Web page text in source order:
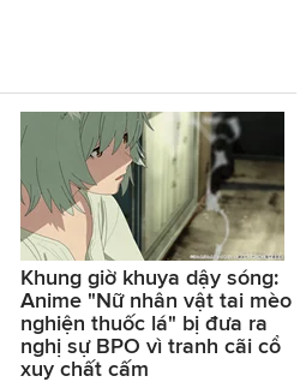
Khung giờ khuya dậy sóng:
Anime "Nữ nhân vật tai mèo
nghiện thuốc lá" bị đưa ra
nghị sự BPO vì tranh cãi cổ
xuy chất cấm